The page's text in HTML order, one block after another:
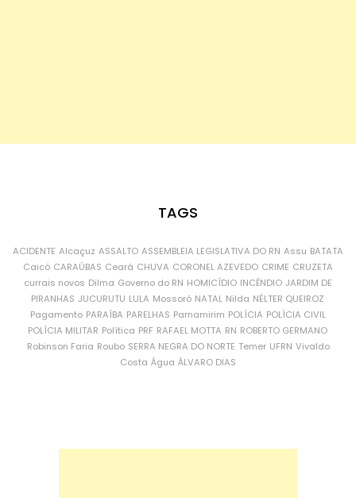
TAGS
ACIDENTE Alcaçuz ASSALTO ASSEMBLEIA LEGISLATIVA DO RN Assu BATATA
Caicó CARAÚBAS Ceará CHUVA CORONEL AZEVEDO CRIME CRUZETA
currais novos Dilma Governo do RN HOMICÍDIO INCÊNDIO JARDIM DE
PIRANHAS JUCURUTU LULA Mossoró NATAL Nilda NÉLTER QUEIROZ
Pagamento PARAÍBA PARELHAS Parnamirim POLÍCIA POLÍCIA CIVIL
POLÍCIA MILITAR Política PRF RAFAEL MOTTA RN ROBERTO GERMANO
Robinson Faria Roubo SERRA NEGRA DO NORTE Temer UFRN Vivaldo
Costa Água ÁLVARO DIAS